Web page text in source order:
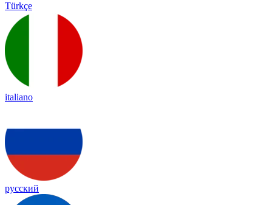
Türkçe
italiano
русский